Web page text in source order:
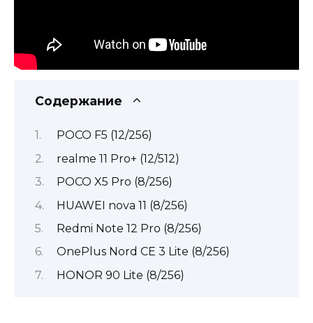
Содержание
POCO F5 (12/256)
realme 11 Pro+ (12/512)
POCO X5 Pro (8/256)
HUAWEI nova 11 (8/256)
Redmi Note 12 Pro (8/256)
OnePlus Nord CE 3 Lite (8/256)
HONOR 90 Lite (8/256)